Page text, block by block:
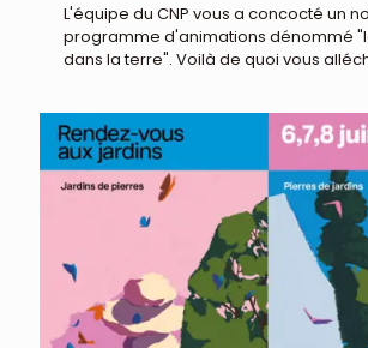
L'équipe du CNP vous a concocté un
programme d'animations dénommé
dans la terre". Voilà de quoi vous